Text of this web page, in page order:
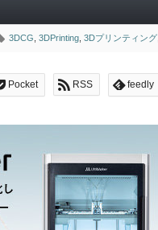
3DCG 3DPrinting 3Dプリンティング
Pocket RSS feedly